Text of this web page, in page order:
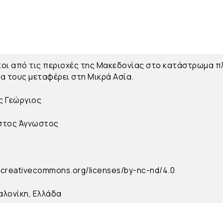
από τις περιοχές της Μακεδονίας στο κατάστρωμα
τους μεταφέρει στη Μικρά Ασία.
Γεώργιος
Άγνωστος
licenses/by-nc-nd/4.0
Ελλάδα